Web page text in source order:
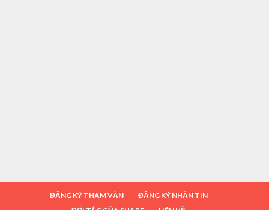
ĐĂNG KÝ THAM VẤN
ĐĂNG KÝ NHẬN TIN